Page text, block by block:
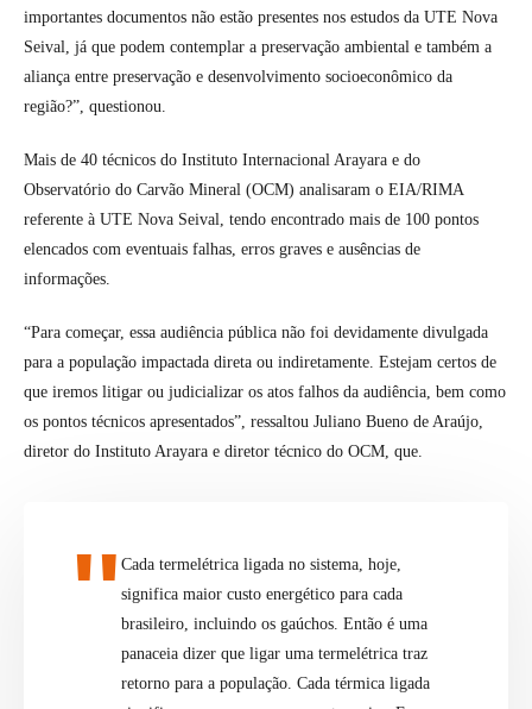
importantes documentos não estão presentes nos estudos da UTE Nova
Seival, já que podem contemplar a preservação ambiental e também a
aliança entre preservação e desenvolvimento socioeconômico da
região?”, questionou.
Mais de 40 técnicos do Instituto Internacional Arayara e do
Observatório do Carvão Mineral (OCM) analisaram o EIA/RIMA
referente à UTE Nova Seival, tendo encontrado mais de 100 pontos
elencados com eventuais falhas, erros graves e ausências de
informações.
“Para começar, essa audiência pública não foi devidamente divulgada
para a população impactada direta ou indiretamente. Estejam certos de
que iremos litigar ou judicializar os atos falhos da audiência, bem como
os pontos técnicos apresentados”, ressaltou Juliano Bueno de Araújo,
diretor do Instituto Arayara e diretor técnico do OCM, que.
Cada termelétrica ligada no sistema, hoje,
significa maior custo energético para cada
brasileiro, incluindo os gaúchos. Então é uma
panaceia dizer que ligar uma termelétrica traz
retorno para a população. Cada térmica ligada